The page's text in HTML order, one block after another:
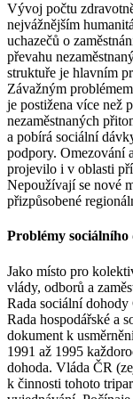
Vývoj počtu
nejvážnějším
uchazečů o
převahu
struktuře je hlavním
Závažným
je postižena více než
nezaměstnaných
a pobírá sociální
podpory. Omezování
projevilo i v oblasti
Nepoužívají se nové
přizpůsobené
Problémy sociálního
Jako místo pro
vlády, odborů a
Rada sociální
Rada hospodářské a
dokument k
1991 až 1995
dohoda. Vláda ČR
k činnosti tohoto